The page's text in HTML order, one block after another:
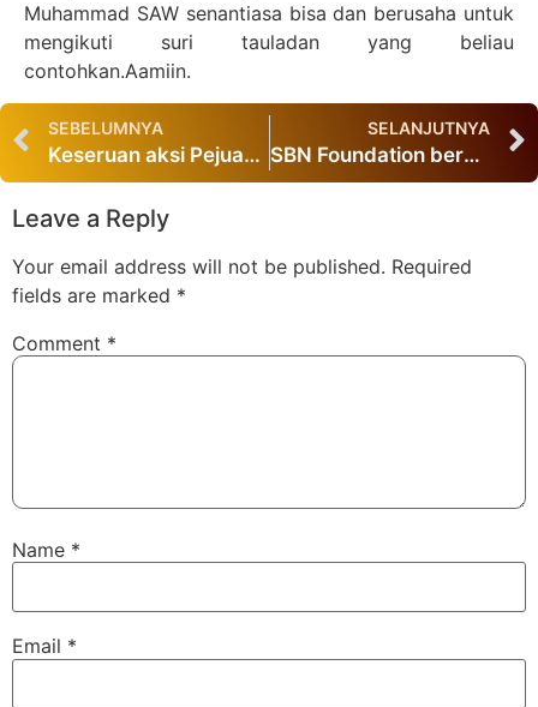
Muhammad SAW senantiasa bisa dan berusaha untuk
mengikuti suri tauladan yang beliau
contohkan.Aamiin.
SEBELUMNYA
Keseruan aksi Pejuang Masjid Bersih
SELANJUTNYA
SBN Foundation bersama TNI berbagi 1000 sepatu untuk anak NTT
Leave a Reply
Your email address will not be published. Required
fields are marked *
Comment *
Name *
Email *